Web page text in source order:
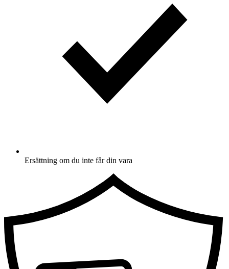
Ersättning om du inte får din vara